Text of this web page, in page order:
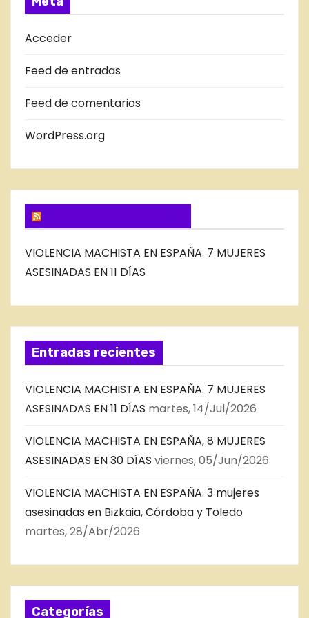
D
A
D
B
O
G
Acceder
Feed de entradas
Feed de comentarios
WordPress.org
VIOLENCIA MACHISTA EN ESPAÑA. 7 MUJERES
ASESINADAS EN 11 DÍAS
Entradas recientes
VIOLENCIA MACHISTA EN ESPAÑA. 7 MUJERES
ASESINADAS EN 11 DÍAS martes, 14/Jul/2026
VIOLENCIA MACHISTA EN ESPAÑA, 8 MUJERES
ASESINADAS EN 30 DÍAS viernes, 05/Jun/2026
VIOLENCIA MACHISTA EN ESPAÑA. 3 mujeres
asesinadas en Bizkaia, Córdoba y Toledo
martes, 28/Abr/2026
Categorías